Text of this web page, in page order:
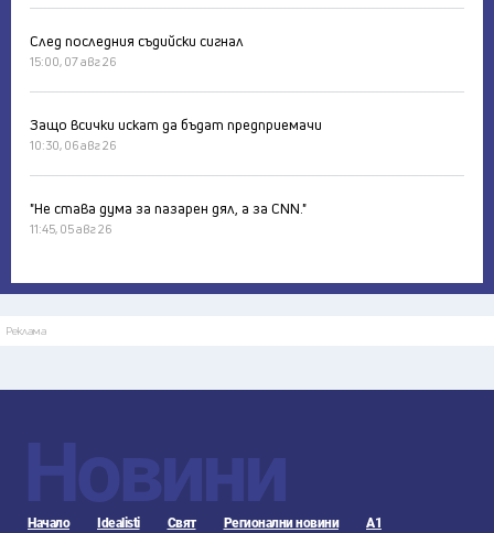
След последния съдийски сигнал
15:00, 07 авг 26
Защо всички искат да бъдат предприемачи
10:30, 06 авг 26
"Не става дума за пазарен дял, а за CNN."
11:45, 05 авг 26
Реклама
Новини
Начало Idealisti Свят Регионални новини А1